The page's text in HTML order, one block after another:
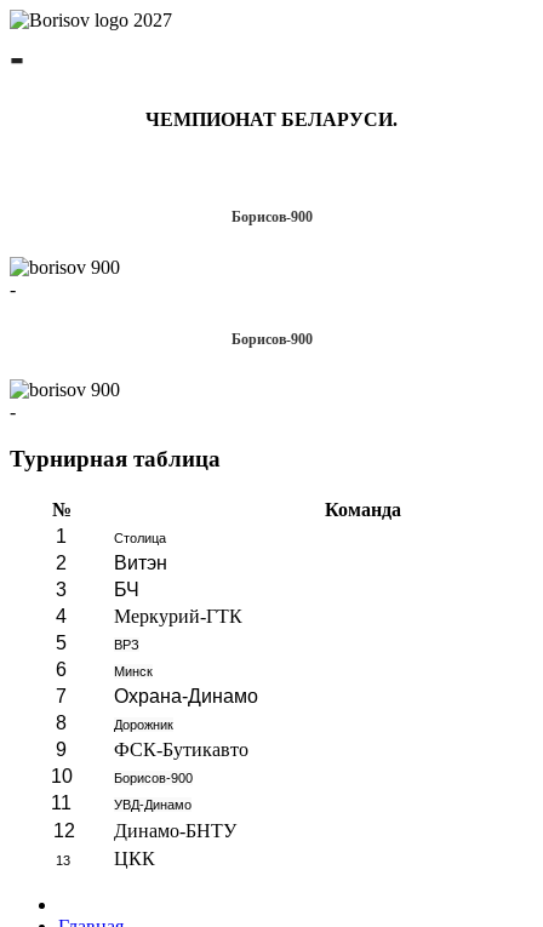
-
ЧЕМПИОНАТ БЕЛАРУСИ.
Борисов-900
-
Борисов-900
-
Турнирная таблица
№
Команда
1
Столица
2
Витэн
3
БЧ
4
Меркурий-ГТК
5
ВРЗ
6 Минск
7
Охрана-Динамо
8
Дорожник
9
ФСК-Бутикавто
10
Борисов-900
11 УВД-Динамо
12 Динамо-БНТУ
13 ЦКК